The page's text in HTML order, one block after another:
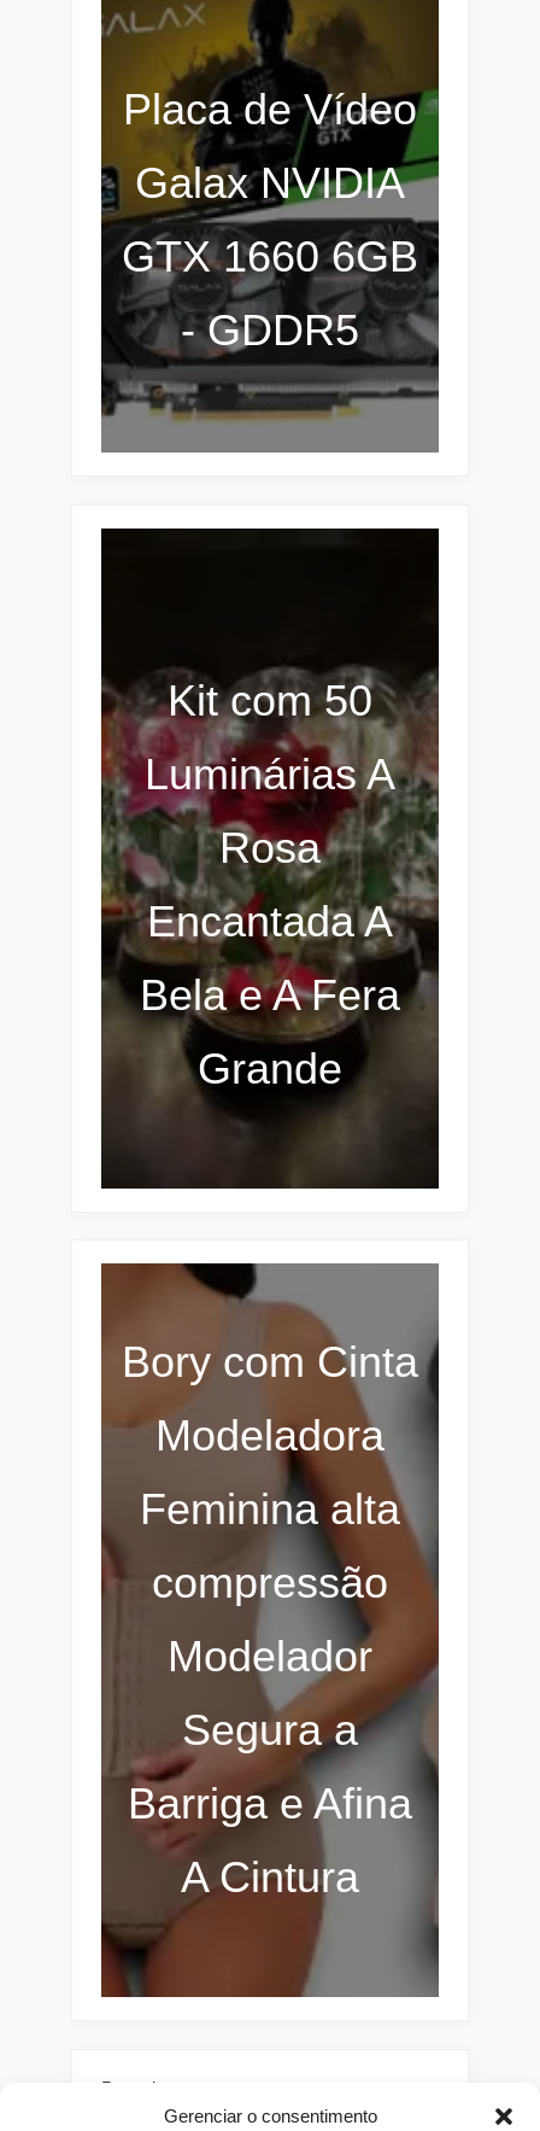
Gerenciar o consentimento
Placa de Vídeo
Galax NVIDIA
GTX 1660 6GB
- GDDR5
Kit com 50
Luminárias A
Rosa
Encantada A
Bela e A Fera
Grande
Bory com Cinta
Modeladora
Feminina alta
compressão
Modelador
Segura a
Barriga e Afina
A Cintura
Pesquisar